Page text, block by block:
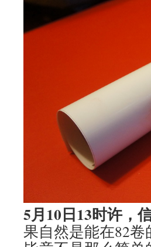
5月10日13时许，
果自然是能在82